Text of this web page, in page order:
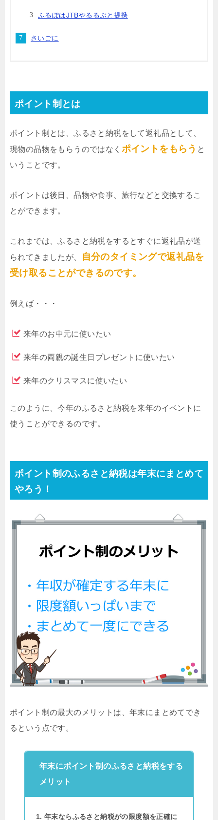
ふるぽはJTBやるるぶと提携
さいごに
ポイント制とは
ポイント制とは、ふるさと納税をして返礼品として、
現物の品物をもらうのではなく ポイントをもらう と
いうことです。
ポイントは後日、品物や食事、旅行などと交換するこ
とができます。
これまでは、ふるさと納税をするとすぐに返礼品が送
られてきましたが、
自分のタイミングで返礼品を
受け取ることができるのです。
例えば・・・
来年のお中元に使いたい
来年の両親の誕生日プレゼントに使いたい
来年のクリスマスに使いたい
このように、今年のふるさと納税を来年のイベントに
使うことができるのです。
ポイント制のふるさと納税は年末にまとめて
やろう！
ポイント制の最大のメリットは、年末にまとめてでき
るという点です。
年末にポイント制のふるさと納税をする
メリット
年末ならふるさと納税がの限度額を正確に